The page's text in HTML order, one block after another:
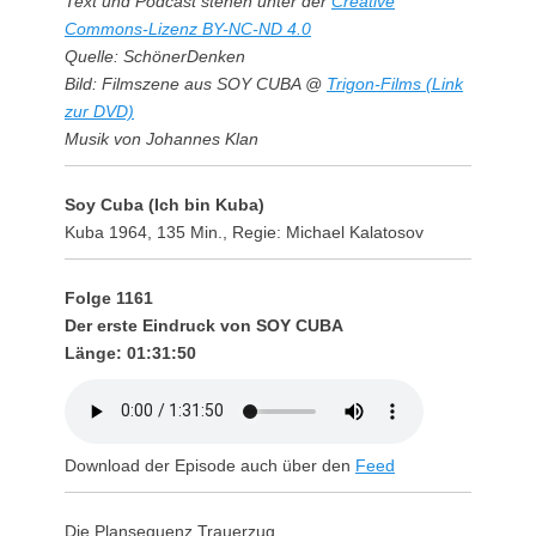
Commons-Lizenz BY-NC-ND 4.0
Quelle: SchönerDenken
Bild: Filmszene aus SOY CUBA @ Trigon-Films (Link
zur DVD)
Musik von Johannes Klan
Soy Cuba (Ich bin Kuba)
Kuba 1964, 135 Min., Regie: Michael Kalatosov
Folge 1161
Der erste Eindruck von SOY CUBA
Länge: 01:31:50
Download der Episode auch über den Feed
Die Plansequenz Trauerzug